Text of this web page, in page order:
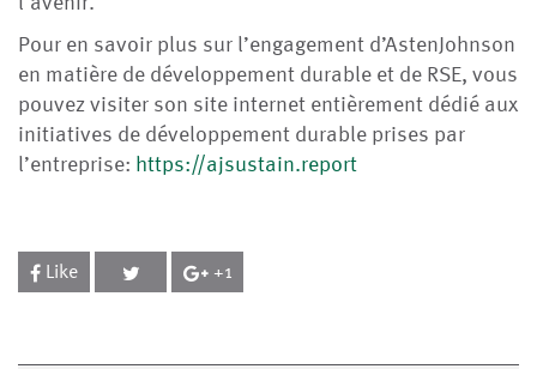
Pour en savoir plus sur l’engagement d’AstenJohnson
en matière de développement durable et de RSE, vous
pouvez visiter son site internet entièrement dédié aux
initiatives de développement durable prises par
l’entreprise: https://ajsustain.report
Like +1